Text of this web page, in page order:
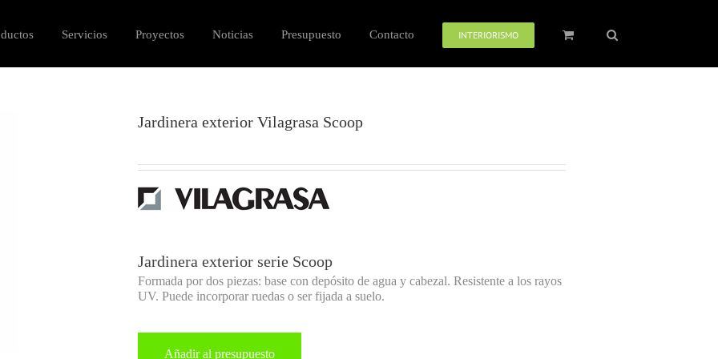
Servicios Proyectos Noticias Presupuesto Contacto INTERIORISMO
Jardinera exterior Vilagrasa Scoop
Jardinera exterior serie Scoop
Formada por dos piezas: base con depósito de agua y cabezal. Resistente a los rayos
UV. Puede incorporar ruedas o ser fijada a suelo.
Añadir al presupuesto